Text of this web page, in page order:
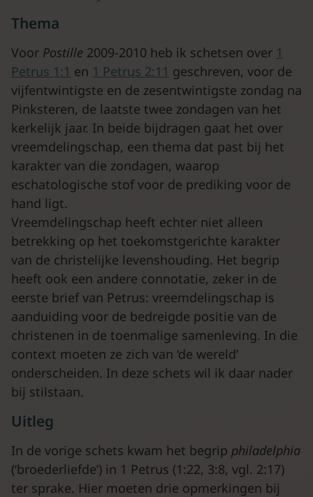
Thema
Voor Postille 2009-2010 heb ik schetsen over 1
Petrus 1:1 en 1 Petrus 2:11 geschreven, voor de
vijfentwintigste en de zesentwintigste zondag na
Pinksteren, de laatste twee zondagen van het
kerkelijk jaar. In beide bijdragen gaat het over
vreemdelingschap, een thema dat past bij het
karakter van die zondagen, waarop
eschatologische stof voor de prediking voor de
hand ligt.
Vreemdelingschap heeft echter niet alleen
betrekking op het toekomstgerichte karakter
van de christelijke levenshouding. Het begrip
heeft ook een andere connotatie, zeker in de
eerste brief van Petrus: vreemdelingschap is
aanduiding voor de bedreigde positie van de
christenen in de toenmalige samenleving. In die
context moeten ze zich van ‘de wereld’
onderscheiden. In deze schets wil ik daar nader
bij stilstaan.
Uitleg
In de vorige schets kwam het begrip philadelphia
(‘broederliefde’) in 1 Petrus (1:22, 3:8, vgl. 2:17)
ter sprake. Hier moeten drie opmerkingen bij